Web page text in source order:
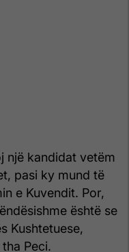
një kandidat vetëm
pasi ky mund të
e Kuvendit. Por,
është se
Kushtetuese,
Peci.